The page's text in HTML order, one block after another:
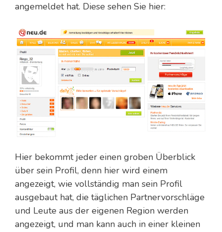
angemeldet hat. Diese sehen Sie hier:
Hier bekommt jeder einen groben Überblick
über sein Profil, denn hier wird einem
angezeigt, wie vollständig man sein Profil
ausgebaut hat, die täglichen Partnervorschläge
und Leute aus der eigenen Region werden
angezeigt, und man kann auch in einer kleinen